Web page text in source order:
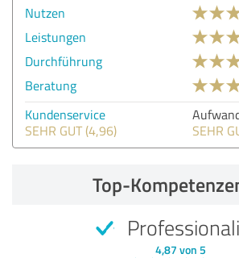
Nutzen
Leistungen
Durchführung
Beratung
Kundenservice
SEHR GUT (4,96)
SEHR
Top-
4,87 von 5